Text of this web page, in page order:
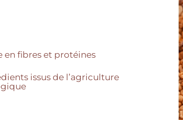
en fibres et protéines
issus de l’agriculture